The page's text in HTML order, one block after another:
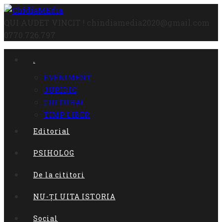
Skip
.
EVENIMENT
JURIDIC
CULTURAL
TIMP LIBER
Editorial
PSIHOLOG
De la cititori
NU-ȚI UITA ISTORIA
Social